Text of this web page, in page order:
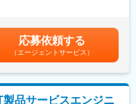
試行錯誤する面白さがありま
ます。
った時点で上記年収となりま
2回（7月、12月）賃金はあく
て上下する可能性がありま
記です。
応募依頼する
（エージェントサービス）
製品サービスエンジニ